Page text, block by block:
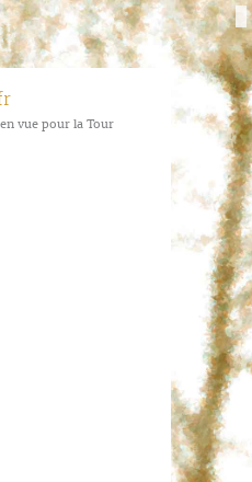
vue pour la Tour